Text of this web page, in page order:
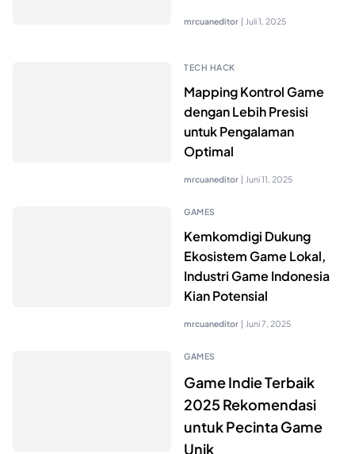
mrcuaneditor | Juli 1, 2025
TECH HACK
Mapping Kontrol Game
dengan Lebih Presisi
untuk Pengalaman
Optimal
mrcuaneditor | Juni 11, 2025
GAMES
Kemkomdigi Dukung
Ekosistem Game Lokal,
Industri Game Indonesia
Kian Potensial
mrcuaneditor | Juni 7, 2025
GAMES
Game Indie Terbaik
2025 Rekomendasi
untuk Pecinta Game
Unik